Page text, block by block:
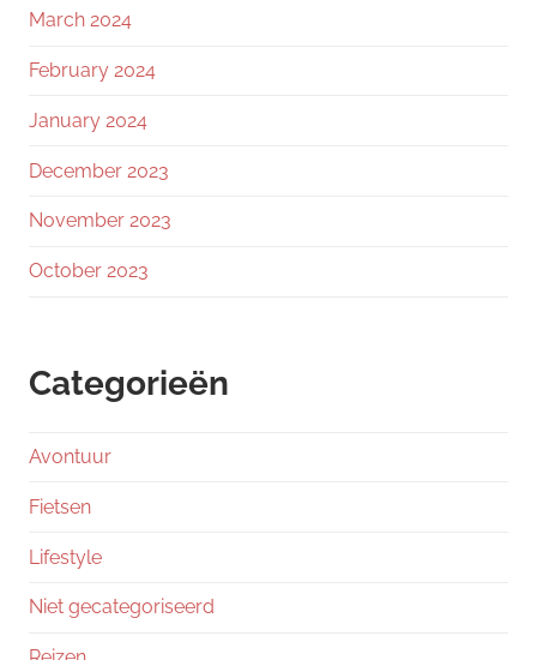
March 2024
February 2024
January 2024
December 2023
November 2023
October 2023
Categorieën
Avontuur
Fietsen
Lifestyle
Niet gecategoriseerd